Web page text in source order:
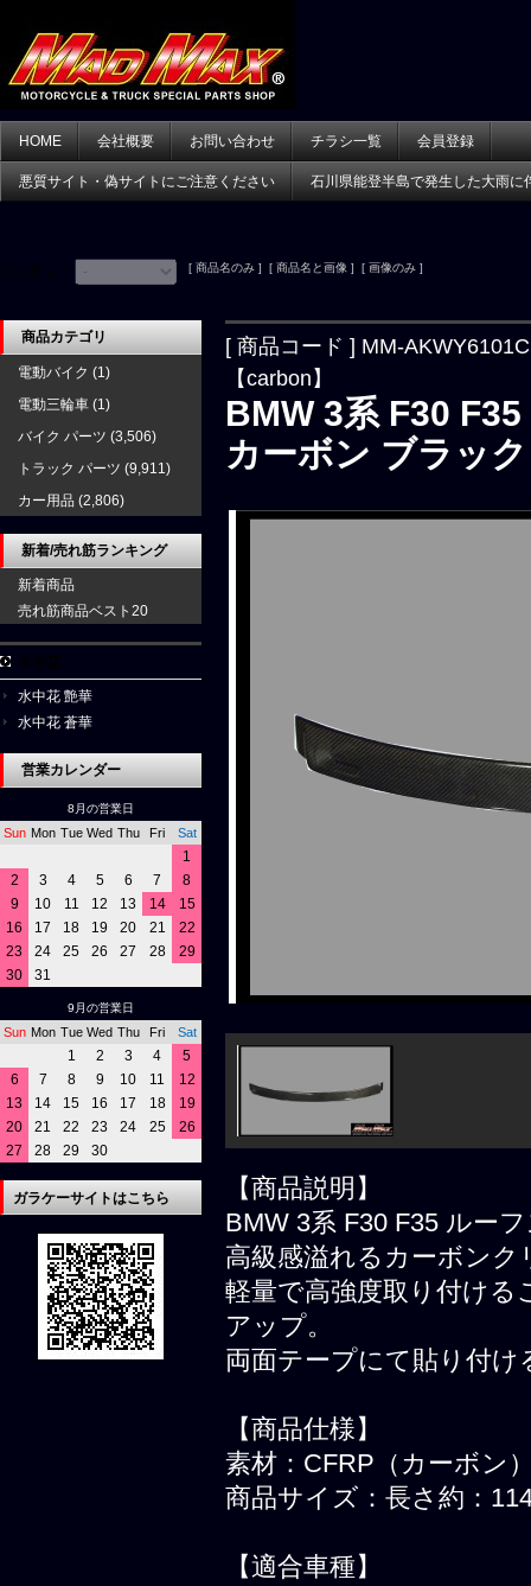
HOME 会社概要 お問い合わせ チラシ一覧 会員登録
悪質サイト・偽サイトにご注意ください 石川県能登半島で発生した大雨に
[ 商品名のみ ] [ 商品名と画像 ] [ 画像のみ ]
[ 商品コード ] MM-
【carbon】
BMW 3系 F30
カーボン ブラック
【商品説明】
BMW 3系 F30 F35 ルー
高級感溢れるカーボン
軽量で高強度取り付け
アップ。
両面テープにて貼り付
【商品仕様】
素材：CFRP（カーボン
商品サイズ：長さ約：
【適合車種】
商品カテゴリ
電動バイク (1)
電動三輪車 (1)
バイク パーツ (3,506)
トラック パーツ (9,911)
カー用品 (2,806)
新着/売れ筋ランキング
新着商品
売れ筋商品ベスト20
水中花 艶華
水中花 蒼華
営業カレンダー
8月の営業日
Sun Mon Tue Wed Thu Fri Sat
1
2
3 4 5 6 7
8
9
10 11 12 13 14
15
16
17 18 19 20 21
22
23
24 25 26 27 28
29
30
31
9月の営業日
Sun Mon Tue Wed Thu Fri Sat
1 2 3 4
5
6
7 8 9 10 11
12
13
14 15 16 17 18
19
20
21 22 23 24 25
26
27
28 29 30
ガラケーサイトはこちら